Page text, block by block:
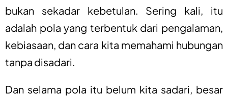
bukan sekadar kebetulan. Sering kali, itu
adalah pola yang terbentuk dari pengalaman,
kebiasaan, dan cara kita memahami hubungan
tanpa disadari.
Dan selama pola itu belum kita sadari, besar